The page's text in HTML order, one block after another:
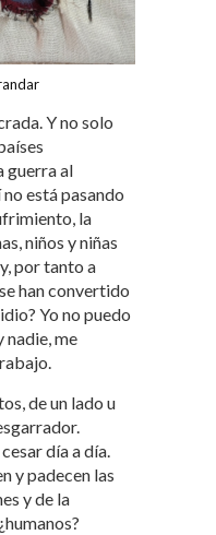
Y no solo
guerra al
está pasando
la
niños y niñas
por tanto a
han convertido
Yo no puedo
nadie, me
de un lado u
día a día.
y padecen las
y de la